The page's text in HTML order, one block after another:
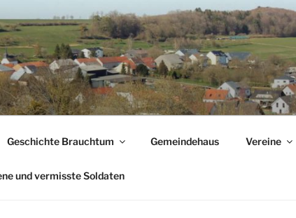
Geschichte Brauchtum Gemeindehaus Vereine
und vermisste Soldaten